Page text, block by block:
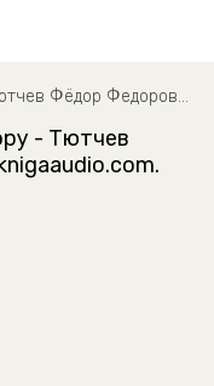
Фёдор Федорович
- Тютчев